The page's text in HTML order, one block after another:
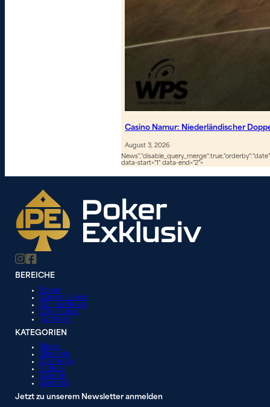
Casino Namur: Niederländischer
August 3, 2026
data-start="1" data-end="2">
BEREICHE
Poker
Casino News
Online News
City Guide
Turniere
KATEGORIEN
News
Lifestyle
Strategie
Videos
Galerie
Liveblog
Jetzt zu unserem Newsletter anmelden